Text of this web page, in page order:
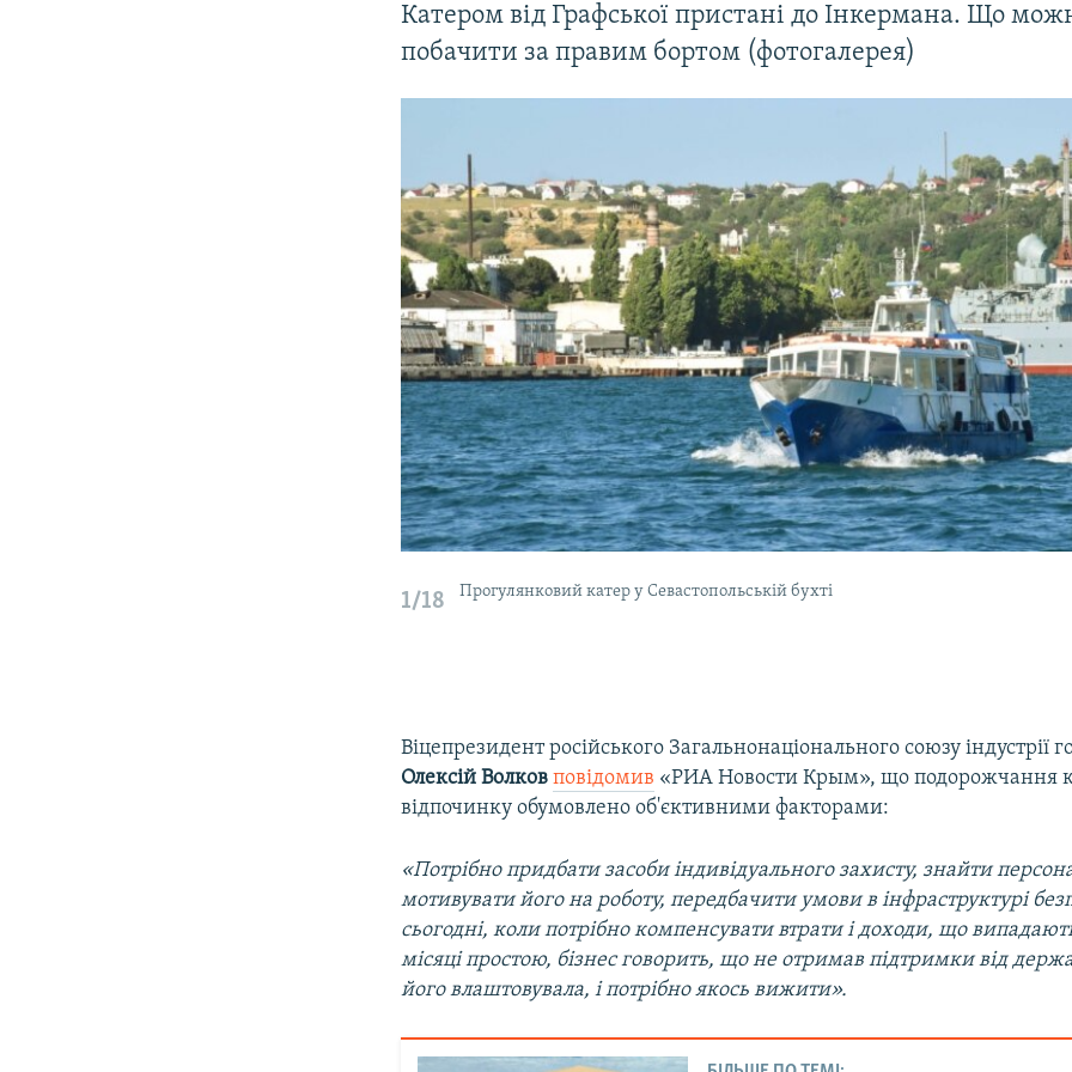
Катером від Графської пристані до Інкермана. Що
побачити за правим бортом (фотогалерея)
1/18 Прогулянковий катер у Севастопольській бухті
Віцепрезидент російського Загальнонаціонального союзу індустрії
Олексій Волков повідомив «РИА Новости Крым», що подорожчання
відпочинку обумовлено об'єктивними факторами:
«Потрібно придбати засоби індивідуального захисту, знайти
мотивувати його на роботу, передбачити умови в інфраструктурі
сьогодні, коли потрібно компенсувати втрати і доходи, що
місяці простою, бізнес говорить, що не отримав підтримки від
його влаштовувала, і потрібно якось вижити».